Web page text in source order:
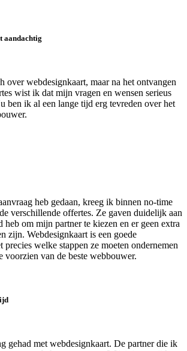
aandachtig
over webdesignkaart, maar na het ontvangen
wist ik dat mijn vragen en wensen serieus
ben ik al een lange tijd erg tevreden over het
heb gedaan, kreeg ik binnen no-time
verschillende offertes. Ze gaven duidelijk aan
om mijn partner te kiezen en er geen extra
zijn. Webdesignkaart is een goede
welke stappen ze moeten ondernemen
voorzien van de beste webbouwer.
gehad met webdesignkaart. De partner die ik